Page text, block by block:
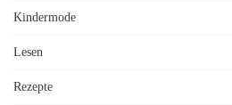
Kindermode
Lesen
Rezepte